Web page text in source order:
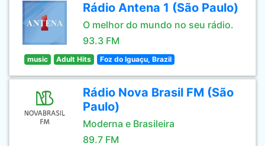
Rádio Antena 1 (São Paulo)
O melhor do mundo no seu rádio.
93.3 FM
music Adult Hits Foz do Iguaçu, Brazil
Rádio Nova Brasil FM (São
Paulo)
Moderna e Brasileira
89.7 FM